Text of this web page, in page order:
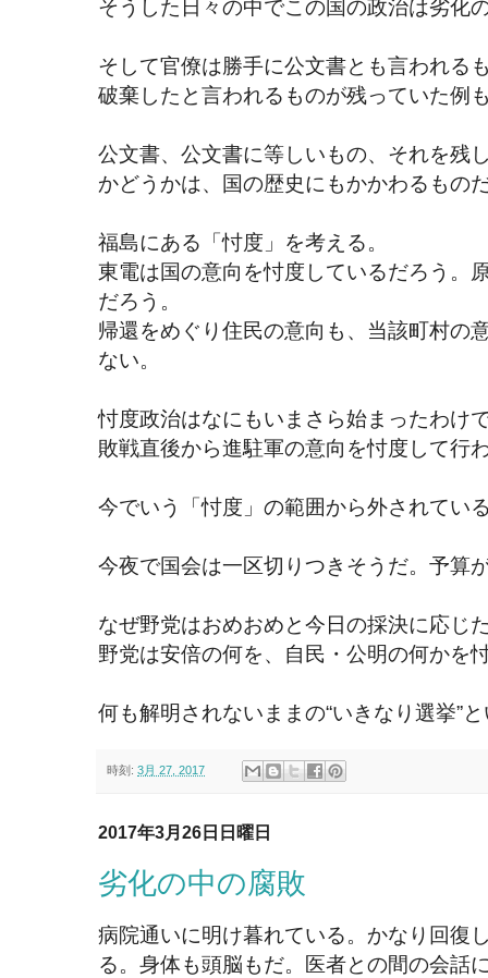
そうした日々の中でこの国の政治は劣化
そして官僚は勝手に公文書とも言われる
破棄したと言われるものが残っていた例
公文書、公文書に等しいもの、それを残
かどうかは、国の歴史にもかかわるもの
福島にある「忖度」を考える。
東電は国の意向を忖度しているだろう。
だろう。
帰還をめぐり住民の意向も、当該町村の
ない。
忖度政治はなにもいまさら始まったわけ
敗戦直後から進駐軍の意向を忖度して行
今でいう「忖度」の範囲から外されてい
今夜で国会は一区切りつきそうだ。予算
なぜ野党はおめおめと今日の採決に応じ
野党は安倍の何を、自民・公明の何かを
何も解明されないままの“いきなり選挙”
時刻: 3月 27, 2017
2017年3月26日日曜日
劣化の中の腐敗
病院通いに明け暮れている。かなり回復
る。身体も頭脳もだ。医者との間の会話